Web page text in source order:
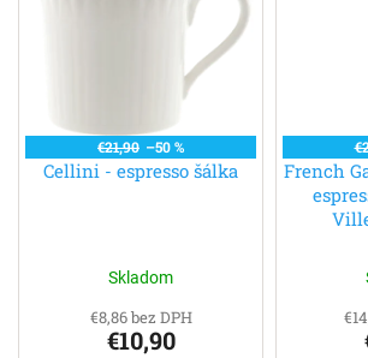
€21,90 –50 %
Cellini - espresso šálka
Skladom
€8,86 bez DPH
€10,90
French